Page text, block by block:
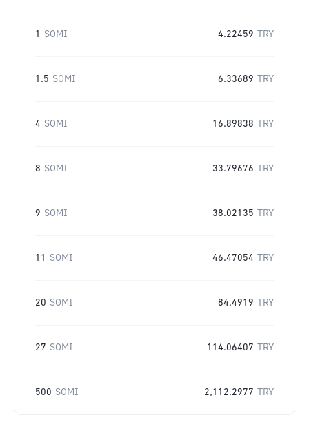
1 SOMI 4.22459 TRY
1.5 SOMI 6.33689 TRY
4 SOMI 16.89838 TRY
8 SOMI 33.79676 TRY
9 SOMI 38.02135 TRY
11 SOMI 46.47054 TRY
20 SOMI 84.4919 TRY
27 SOMI 114.06407 TRY
500 SOMI 2,112.2977 TRY